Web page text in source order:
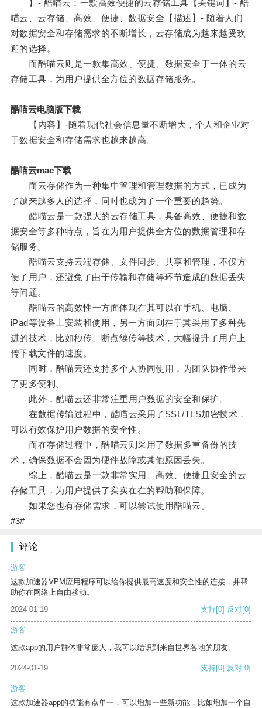
】- 酷喵云：一款高效便捷的云存储工具【关键词】- 酷
喵云、云存储、高效、便捷、数据安全【描述】- 随着人们
对数据安全和存储需求的不断增长，云存储成为越来越受欢
迎的选择。
而酷喵云则是一款集高效、便捷、数据安全于一体的云
存储工具，为用户提供全方位的数据存储服务。
酷喵云电脑版下载
【内容】-随着现代社会信息量不断增大，个人和企业对
于数据安全和存储需求也越来越高。
酷喵云mac下载
而云存储作为一种集中管理和管理数据的方式，已成为
了越来越多人的选择，同时也成为了一个重要的趋势。
酷喵云是一款强大的云存储工具，具备高效、便捷和数
据安全等多种特点，旨在为用户提供全方位的数据管理和存
储服务。
酷喵云支持云端存储、文件同步、共享和管理，不仅方
便了用户，还避免了由于传输和存储等环节造成的数据丢失
等问题。
酷喵云的高效性一方面体现在其可以在手机、电脑、
iPad等设备上安装和使用，另一方面则在于其采用了多种先
进的技术，比如秒传、断点续传等技术，大幅提升了用户上
传下载文件的速度。
同时，酷喵云还支持多个人协同使用，为团队协作带来
了更多便利。
此外，酷喵云还非常注重用户数据的安全和保护。
在数据传输过程中，酷喵云采用了SSL/TLS加密技术，
可以有效保护用户数据的安全性。
而在存储过程中，酷喵云则采用了数据多重备份的技
术，确保数据不会因为硬件故障或其他原因丢失。
综上，酷喵云是一款非常实用、高效、便捷且安全的云
存储工具，为用户提供了实实在在的帮助和保障。
如果您也有存储需求，可以尝试使用酷喵云。
#3#
评论
游客
这款加速器VPM应用程序可以给你提供最高速度和安全性的连接，并帮
助你在网络上自由移动。
2024-01-19
支持[0] 反对[0]
游客
这款app的用户群体非常庞大，我可以结识到来自世界各地的朋友。
2024-01-19 支持[0] 反对[0]
游客
这款加速器app的功能有点单一，可以增加一些新功能，比如增加一个自